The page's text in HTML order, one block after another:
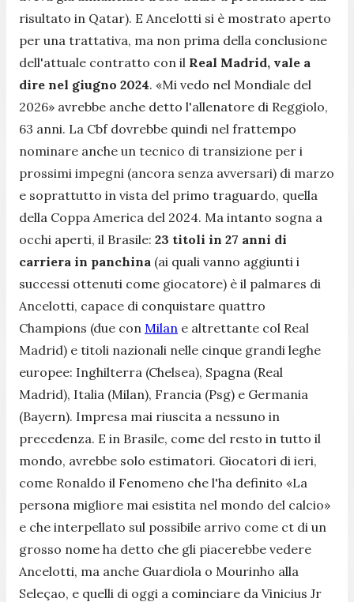
risultato in Qatar). E Ancelotti si è mostrato aperto
per una trattativa, ma non prima della conclusione
dell'attuale contratto con il Real Madrid, vale a
dire nel giugno 2024. «Mi vedo nel Mondiale del
2026» avrebbe anche detto l'allenatore di Reggiolo,
63 anni. La Cbf dovrebbe quindi nel frattempo
nominare anche un tecnico di transizione per i
prossimi impegni (ancora senza avversari) di marzo
e soprattutto in vista del primo traguardo, quella
della Coppa America del 2024. Ma intanto sogna a
occhi aperti, il Brasile: 23 titoli in 27 anni di
carriera in panchina (ai quali vanno aggiunti i
successi ottenuti come giocatore) è il palmares di
Ancelotti, capace di conquistare quattro
Champions (due con Milan e altrettante col Real
Madrid) e titoli nazionali nelle cinque grandi leghe
europee: Inghilterra (Chelsea), Spagna (Real
Madrid), Italia (Milan), Francia (Psg) e Germania
(Bayern). Impresa mai riuscita a nessuno in
precedenza. E in Brasile, come del resto in tutto il
mondo, avrebbe solo estimatori. Giocatori di ieri,
come Ronaldo il Fenomeno che l'ha definito «La
persona migliore mai esistita nel mondo del calcio»
e che interpellato sul possibile arrivo come ct di un
grosso nome ha detto che gli piacerebbe vedere
Ancelotti, ma anche Guardiola o Mourinho alla
Seleçao, e quelli di oggi a cominciare da Vinicius Jr